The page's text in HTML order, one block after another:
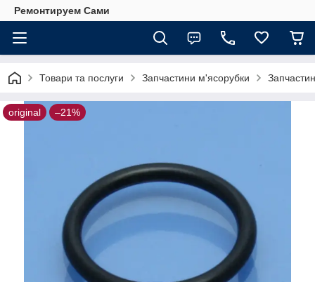
Ремонтируем Сами
Товари та послуги Запчастини м'ясорубки
original –21%